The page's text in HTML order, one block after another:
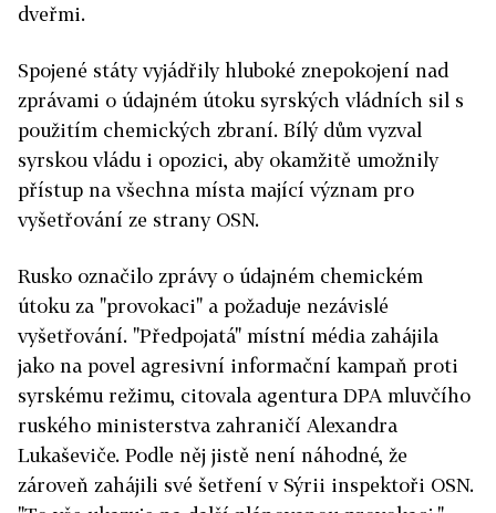
dveřmi.
Spojené státy vyjádřily hluboké znepokojení nad
zprávami o údajném útoku syrských vládních sil s
použitím chemických zbraní. Bílý dům vyzval
syrskou vládu i opozici, aby okamžitě umožnily
přístup na všechna místa mající význam pro
vyšetřování ze strany OSN.
Rusko označilo zprávy o údajném chemickém
útoku za "provokaci" a požaduje nezávislé
vyšetřování. "Předpojatá" místní média zahájila
jako na povel agresivní informační kampaň proti
syrskému režimu, citovala agentura DPA mluvčího
ruského ministerstva zahraničí Alexandra
Lukaševiče. Podle něj jistě není náhodné, že
zároveň zahájili své šetření v Sýrii inspektoři OSN.